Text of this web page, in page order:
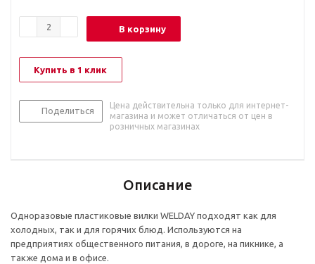
В корзину
Купить в 1 клик
Поделиться
Цена действительна только для интернет-
магазина и может отличаться от цен в
розничных магазинах
Описание
Одноразовые пластиковые вилки WELDAY подходят как для
холодных, так и для горячих блюд. Используются на
предприятиях общественного питания, в дороге, на пикнике, а
также дома и в офисе.